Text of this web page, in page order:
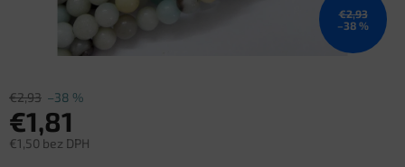
€2,93
–38 %
€2,93 –38 %
€1,81
€1,50 bez DPH